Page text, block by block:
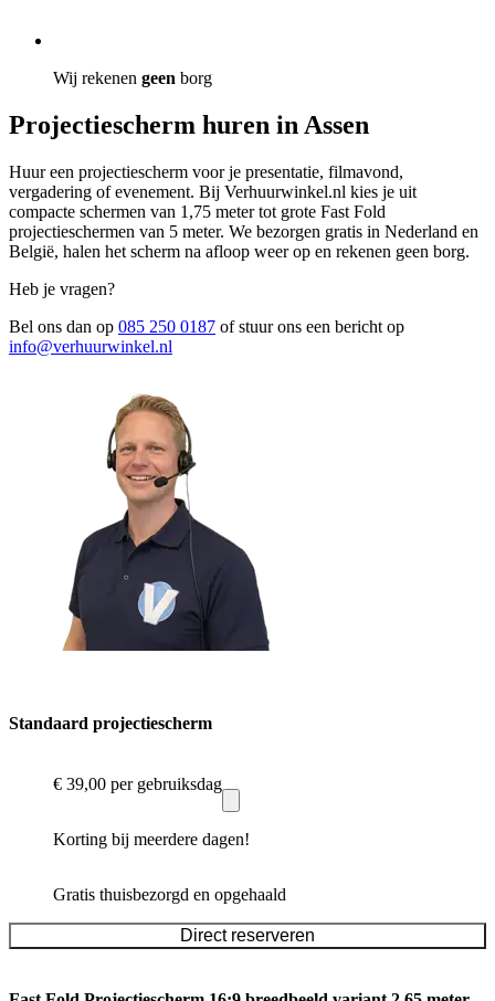
Wij rekenen geen borg
Projectiescherm huren in Assen
Huur een projectiescherm voor je presentatie, filmavond,
vergadering of evenement. Bij Verhuurwinkel.nl kies je uit
compacte schermen van 1,75 meter tot grote Fast Fold
projectieschermen van 5 meter. We bezorgen gratis in Nederland en
België, halen het scherm na afloop weer op en rekenen geen borg.
Heb je vragen?
Bel ons dan op 085 250 0187 of stuur ons een bericht op
info@verhuurwinkel.nl
Standaard projectiescherm
€ 39,00 per gebruiksdag
Korting bij meerdere dagen!
Gratis thuisbezorgd en opgehaald
Direct reserveren